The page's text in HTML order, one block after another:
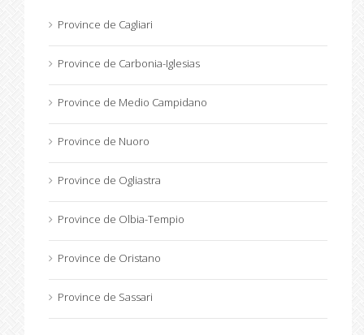
Province de Cagliari
Province de Carbonia-Iglesias
Province de Medio Campidano
Province de Nuoro
Province de Ogliastra
Province de Olbia-Tempio
Province de Oristano
Province de Sassari